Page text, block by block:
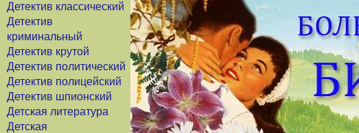
Детектив классический
Детектив
криминальный
Детектив крутой
Детектив политический
Детектив полицейский
Детектив шпионский
Детская литература
Детская